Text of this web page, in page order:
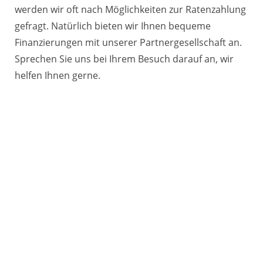
werden wir oft nach Möglichkeiten zur Ratenzahlung
gefragt. Natürlich bieten wir Ihnen bequeme
Finanzierungen mit unserer Partnergesellschaft an.
Sprechen Sie uns bei Ihrem Besuch darauf an, wir
helfen Ihnen gerne.